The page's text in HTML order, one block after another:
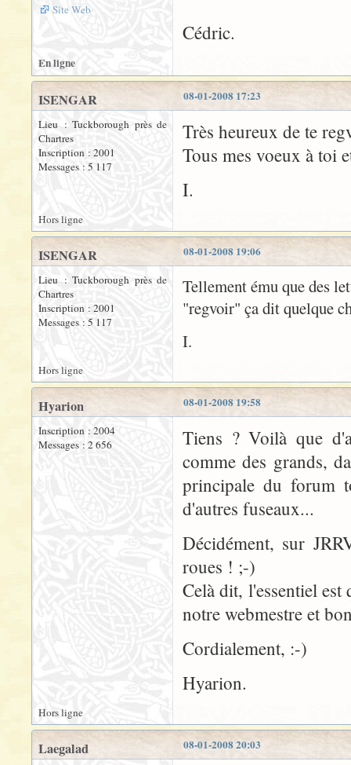
Site Web
Cédric.
En ligne
08-01-2008 17:23
ISENGAR
Lieu : Tuckborough près de
Chartres
Inscription : 2001
Messages : 5 117
Très heureux de te
Tous mes voeux à toi
I.
Hors ligne
08-01-2008 19:06
ISENGAR
Lieu : Tuckborough près de
Chartres
Inscription : 2001
Messages : 5 117
Tellement ému que des
"regvoir" ça dit quelque
I.
Hors ligne
08-01-2008 19:58
Hyarion
Inscription : 2004
Messages : 2 656
Tiens ? Voilà que
comme des grands,
principale du forum
d'autres fuseaux...
Décidément, sur
roues ! ;-)
Celà dit, l'essentiel
notre webmestre et
Cordialement, :-)
Hyarion.
Hors ligne
08-01-2008 20:03
Laegalad